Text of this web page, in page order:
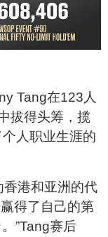
Tang在123人
拔得头筹，揽
人职业生涯的
香港和亚洲的代
得了自己的第
”Tang赛后